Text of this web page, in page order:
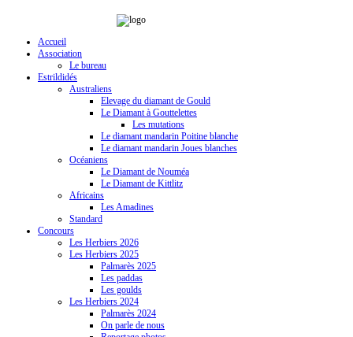
Accueil
Association
Le bureau
Estrildidés
Australiens
Elevage du diamant de Gould
Le Diamant à Gouttelettes
Les mutations
Le diamant mandarin Poitine blanche
Le diamant mandarin Joues blanches
Océaniens
Le Diamant de Nouméa
Le Diamant de Kittlitz
Africains
Les Amadines
Standard
Concours
Les Herbiers 2026
Les Herbiers 2025
Palmarès 2025
Les paddas
Les goulds
Les Herbiers 2024
Palmarès 2024
On parle de nous